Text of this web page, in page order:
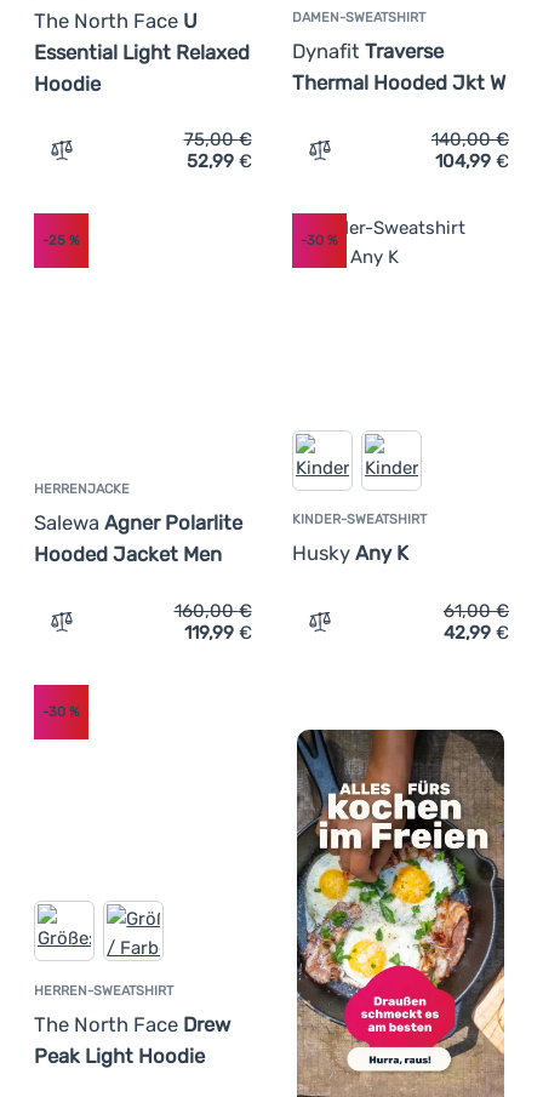
The North Face U
Essential Light Relaxed
Hoodie
Zum Vergleich 'Sweatshirt The North Face U Essential
75,00€
52,99 €
DAMEN-SWEATSHIRT
Dynafit Traverse
Thermal Hooded Jkt W
Zum Vergleich 'Damen-
140,00€
104,99 €
HERRENJACKE
Salewa Agner Polarlite
Hooded Jacket Men
-25 %
Zum Vergleich 'Herrenjacke Salewa Agner Polarlite
160,00€
119,99 €
KINDER-SWEATSHIRT
Husky Any K
-30%
Zum Vergleich 'Kinder-
61,00€
42,99 €
HERREN-SWEATSHIRT
The North Face Drew
Peak Light Hoodie
-30 %